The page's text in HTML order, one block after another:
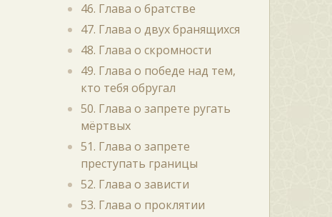
46. Глава о братстве
47. Глава о двух бранящихся
48. Глава о скромности
49. Глава о победе над тем,
кто тебя обругал
50. Глава о запрете ругать
мёртвых
51. Глава о запрете
преступать границы
52. Глава о зависти
53. Глава о проклятии